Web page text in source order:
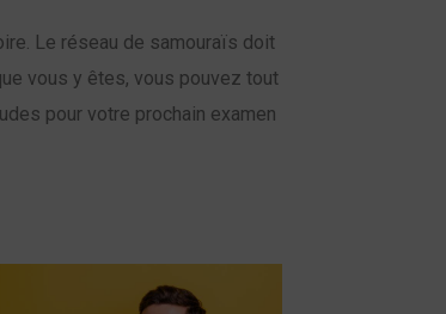
Le réseau de samouraïs doit
vous y êtes, vous pouvez tout
pour votre prochain examen